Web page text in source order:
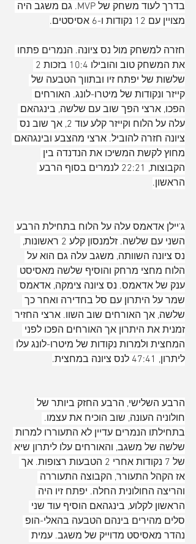
בדרך לעוד משחק של MVP. גם משגב היה
מצויין עם 12 נקודות ו-6 אסיסטים.
חזרה למשחק מול נס ציונה. הנמרים פתחו
שלשות של יפתח זיו ובתווך הטבעה של
קייזר ונקודות של מיטרו-לונג. האורחים
הפכו, ארצי הפך שוב עם שלשה, בינגהאם
עלה על הלוח וקייזר קלע עוד 2, אך שוב נס
ציונה חזרה להוביל. ארצי מהצבע ובינגהאם
מחוץ לקשת המשיכו את הנדנדה בין
הקבוצות, 22:21 לנמרים בסוף הרבע
הראשון.
ג'יילן אדאמס עלה על הלוח בתחילת הרבע
השני עם שלשה. זלמנסון קלע 2 ראשונות,
נס ציונה השוותה, משגב עלה גם הוא על
הלוח מחצי מרחק והוסיף שלשה מאסיסט
ענק של אדאמס. נס ציונה צימקה, אדאמס
שמר על היתרון עם סל בחדירה ואחר כך
שלשה, אך האורחים שוב השוו. ארצי החזיר
זמנית את היתרון אך האורחים הפכו לפני
המחצית ולמרות נקודות של מיטרו-לונג עלו
ליתרון, 47:41 לנס ציונה במחצית.
הרבע השלישי, הרבע החזק ביותר של
חולוניה העונה, שוב הוכיח את עצמו.
בתחילתו הנמרים עדיין לא התעוררו למרות
שלשה של משגב, והאורחים עלו ליתרון שיא
של 7 נקודות אחרי 2 הטבעות רצופות. אך
אז הקהל התעורר, הקבוצה התעוררה
והריצה החולונית החלה. יפתח זיו היה
הראשון לקלוע, בינגהאם הוסיף עוד שני
סלים מהירים בינהם הטבעה בהאלי-הופ
נהדר מאסיסט מדוייק של משגב. עמית